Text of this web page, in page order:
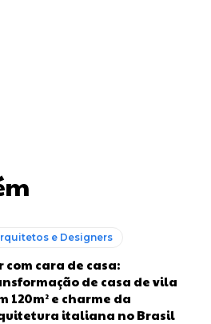
e Designers
com cara de casa:
de casa de vila
120m² e charme da
italiana no Brasil